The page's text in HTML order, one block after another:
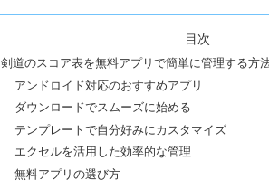
目次
剣道のスコア表を無料アプリで簡単に管理する方
アンドロイド対応のおすすめアプリ
ダウンロードでスムーズに始める
テンプレートで自分好みにカスタマイズ
エクセルを活用した効率的な管理
無料アプリの選び方